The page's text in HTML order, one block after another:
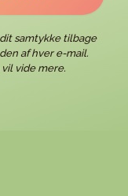
samtykke tilbage
af hver e-mail.
vide mere.